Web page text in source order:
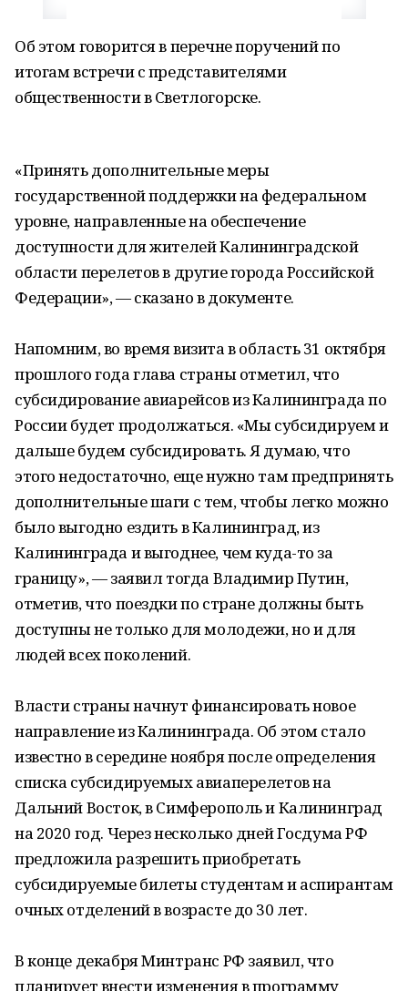
Об этом говорится в перечне поручений по
итогам встречи с представителями
общественности в Светлогорске.
«Принять дополнительные меры
государственной поддержки на федеральном
уровне, направленные на обеспечение
доступности для жителей Калининградской
области перелетов в другие города Российской
Федерации», — сказано в документе.
Напомним, во время визита в область 31 октября
прошлого года глава страны отметил, что
субсидирование авиарейсов из Калининграда по
России будет продолжаться. «Мы субсидируем и
дальше будем субсидировать. Я думаю, что
этого недостаточно, еще нужно там предпринять
дополнительные шаги с тем, чтобы легко можно
было выгодно ездить в Калининград, из
Калининграда и выгоднее, чем куда-то за
границу», — заявил тогда Владимир Путин,
отметив, что поездки по стране должны быть
доступны не только для молодежи, но и для
людей всех поколений.
Власти страны начнут финансировать новое
направление из Калининграда. Об этом стало
известно в середине ноября после определения
списка субсидируемых авиаперелетов на
Дальний Восток, в Симферополь и Калининград
на 2020 год. Через несколько дней Госдума РФ
предложила разрешить приобретать
субсидируемые билеты студентам и аспирантам
очных отделений в возрасте до 30 лет.
В конце декабря Минтранс РФ заявил, что
планирует внести изменения в программу